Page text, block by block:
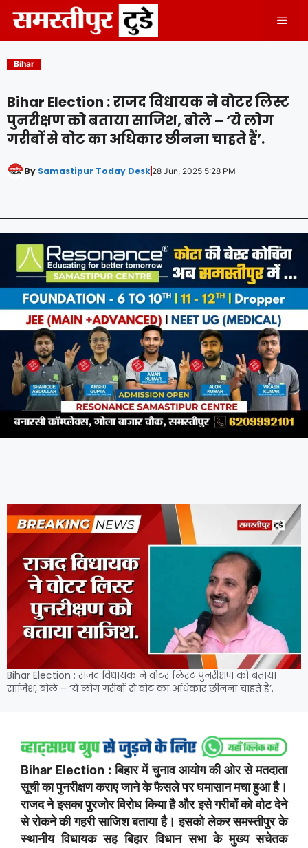
content
Bihar
Bihar Election : राजद विधायक ने वोटर लिस्ट
पुनरीक्षण को बताया साजिश, बोले – ‘ये लोग
गरीबों से वोट का अधिकार छीनना चाहते हैं’.
By Samastipur Today Desk 28 Jun, 2025 5:28 PM
Bihar Election : राजद विधायक ने वोटर लिस्ट पुनरीक्षण को बताया
साजिश, बोले – ‘ये लोग गरीबों से वोट का अधिकार छीनना चाहते हैं’.
Bihar Election : बिहार में चुनाव आयोग की ओर से मतदाता
सूची का पुनरीक्षण कराए जाने के फैसले पर घमासान मचा हुआ है।
राजद ने इसका पुरजोर विरोध किया है और इसे गरीबों को वोट देने
से रोकने की गहरी साजिश बताया है। इसको लेकर समस्तीपुर के
स्थानीय विधायक सह बिहार विधान सभा के मुख्य सचेतक